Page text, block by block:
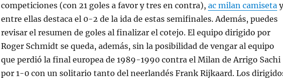
competiciones (con 21 goles a favor y tres en contra), ac milan camisetay
entre ellas destaca el 0-2 de la ida de estas semifinales. Además, puedes
revisar el resumen de goles al finalizar el cotejo. El equipo dirigido por
Roger Schmidt se queda, además, sin la posibilidad de vengar al equipo
que perdió la final europea de 1989-1990 contra el Milan de Arrigo Sachi
por 1-0 con un solitario tanto del neerlandés Frank Rijkaard. Los